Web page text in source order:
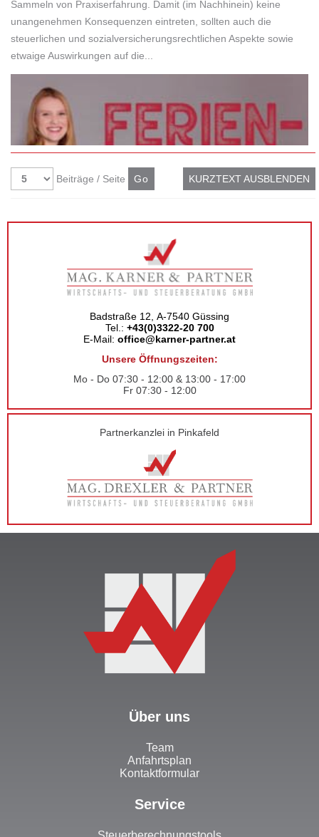
Sammeln von Praxiserfahrung. Damit (im Nachhinein) keine
unangenehmen Konsequenzen eintreten, sollten auch die
steuerlichen und sozialversicherungsrechtlichen Aspekte sowie
etwaige Auswirkungen auf die...
Beiträge / Seite KURZTEXT AUSBLENDEN
Badstraße 12, A-7540 Güssing
Tel.: +43(0)3322-20 700
E-Mail: office@karner-partner.at
Unsere Öffnungszeiten:
Mo - Do 07:30 - 12:00 & 13:00 - 17:00
Fr 07:30 - 12:00
Partnerkanzlei in Pinkafeld
Über uns
Team
Anfahrtsplan
Kontaktformular
Service